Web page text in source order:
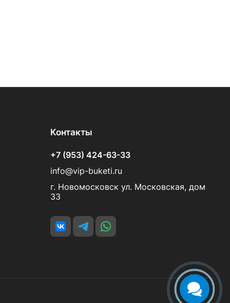
Контакты
+7 (953) 424-63-33
info@vip-buketi.ru
г. Новомосковск ул. Московская, дом
33